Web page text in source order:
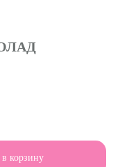
корзину